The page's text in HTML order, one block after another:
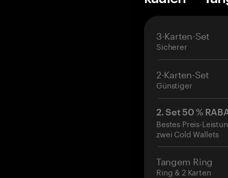
3-Karten-Set
Sicherer
2-Karten-Set
Günstiger
2. Set 50 %
Bestes Preis-
zwei Cold Wallets
Tangem Ring
Ring & 2 Karten